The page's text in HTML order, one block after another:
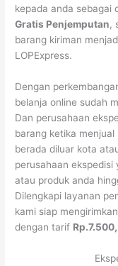
kepada anda sebagai
Gratis Penjemputan,
barang kiriman
LOPExpress.
Dengan
belanja online sudah
Dan perusahaan
barang ketika
berada diluar kota
perusahaan
atau produk anda
Dilengkapi layanan
kami siap
dengan tarif